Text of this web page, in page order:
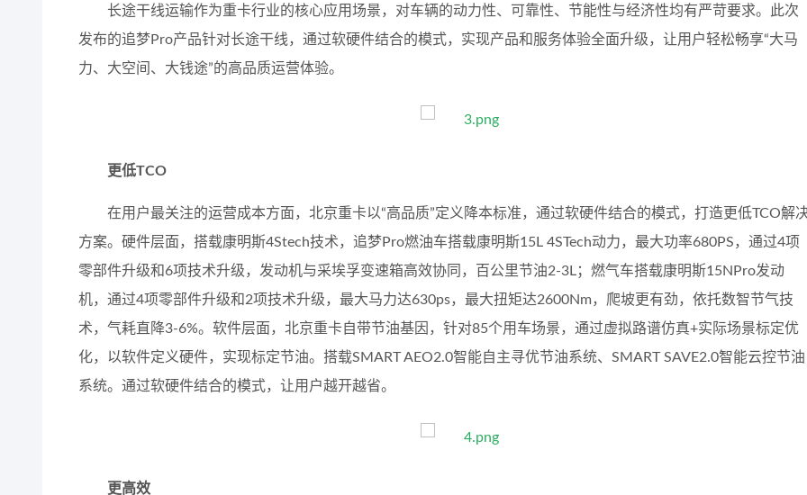
长途干线运输作为重卡行业的核心应用场景，对车辆的动力性、可靠性、节能性与经济性均有严苛要求。此次
发布的追梦Pro产品针对长途干线，通过软硬件结合的模式，实现产品和服务体验全面升级，让用户轻松畅享“大马
力、大空间、大钱途”的高品质运营体验。
更低TCO
在用户最关注的运营成本方面，北京重卡以“高品质”定义降本标准，通过软硬件结合的模式，打造更低TCO解
方案。硬件层面，搭载康明斯4Stech技术，追梦Pro燃油车搭载康明斯15L 4STech动力，最大功率680PS，通过4项
零部件升级和6项技术升级，发动机与采埃孚变速箱高效协同，百公里节油2-3L；燃气车搭载康明斯15NPro发动
机，通过4项零部件升级和2项技术升级，最大马力达630ps，最大扭矩达2600Nm，爬坡更有劲，依托数智节气技
术，气耗直降3-6%。软件层面，北京重卡自带节油基因，针对85个用车场景，通过虚拟路谱仿真+实际场景标定优
化，以软件定义硬件，实现标定节油。搭载SMART AEO2.0智能自主寻优节油系统、SMART SAVE2.0智能云控节油
系统。通过软硬件结合的模式，让用户越开越省。
更高效